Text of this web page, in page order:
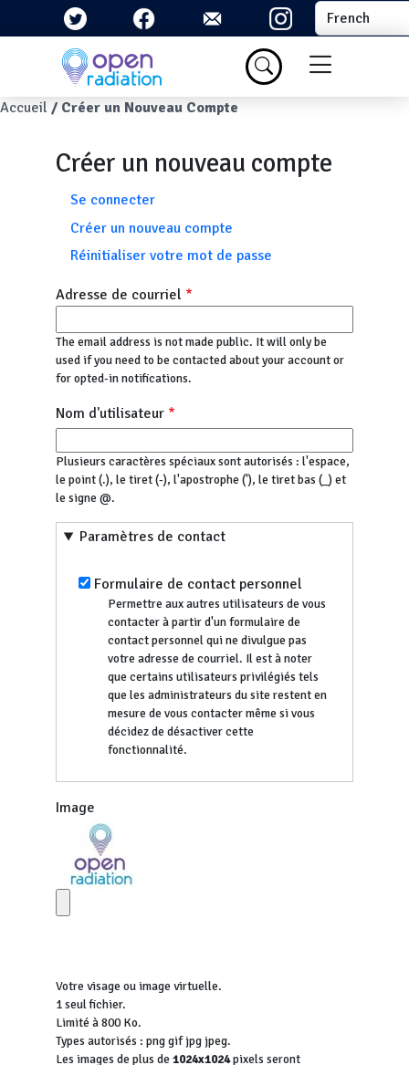
Aller au contenu principal Select your
Menu du
Fil d'Ariane
Accueil Créer un Nouveau Compte
Créer un nouveau compte
Onglets principaux
Se connecter
Créer un nouveau compte
Réinitialiser votre mot de passe
Adresse de courriel
The email address is not made public. It will only be
used if you need to be contacted about your account or
for opted-in notifications.
Nom d'utilisateur
Plusieurs caractères spéciaux sont autorisés : l'espace,
le point (.), le tiret (-), l'apostrophe ('), le tiret bas (_) et
le signe @.
Paramètres de contact
Formulaire de contact personnel
Permettre aux autres utilisateurs de vous
contacter à partir d'un formulaire de
contact personnel qui ne divulgue pas
votre adresse de courriel. Il est à noter
que certains utilisateurs privilégiés tels
que les administrateurs du site restent en
mesure de vous contacter même si vous
décidez de désactiver cette
fonctionnalité.
Image
Votre visage ou image virtuelle.
1 seul fichier.
Limité à 800 Ko.
Types autorisés : png gif jpg jpeg.
Les images de plus de 1024x1024pixels seront